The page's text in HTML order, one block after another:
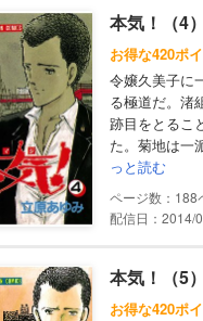
本気！（4）
お得な420ポ
令嬢久美子に
る極道だ。渚
跡目をとるこ
た。菊地は一
っと読む
188
配信日：2014/
本気！（5）
お得な420ポ